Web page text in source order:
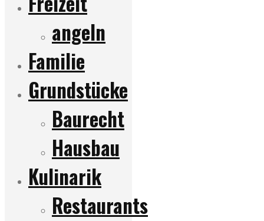
angeln
Familie
Grundstücke
Baurecht
Hausbau
Kulinarik
Restaurants